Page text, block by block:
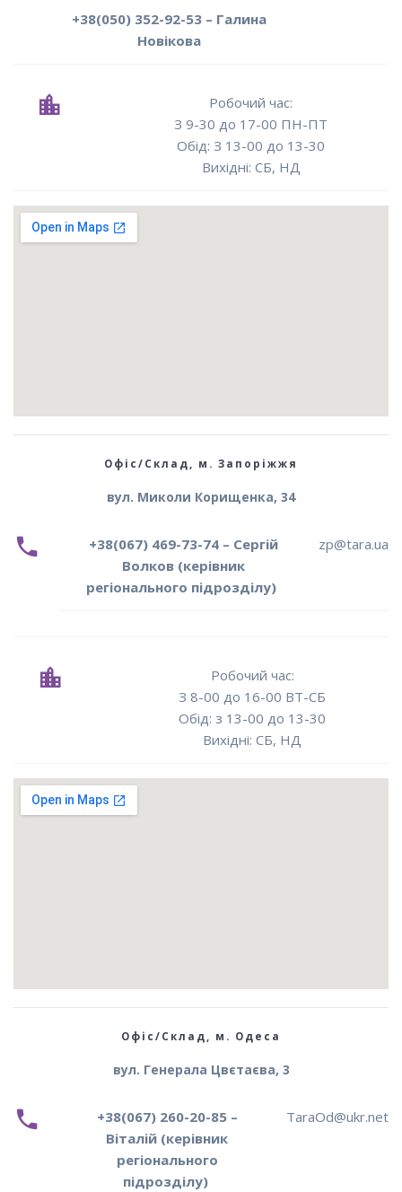
+38(050) 352-92-53 – Галина
Новікова
Робочий час:
З 9-30 до 17-00 ПН-ПТ
Oбід: З 13-00 до 13-30
Вихідні: СБ, НД
Офіс/Склад, м. Запоріжжя
вул. Миколи Корищенка, 34
+38(067) 469-73-74 – Сергій
Волков (керівник
регіонального підрозділу)
zp@tara.ua
Робочий час:
З 8-00 до 16-00 ВТ-СБ
Oбід: з 13-00 до 13-30
Вихідні: СБ, НД
Офіс/Склад, м. Одеса
вул. Генерала Цвєтаєва, 3
+38(067) 260-20-85 –
Віталій (керівник
регіонального
підрозділу)
TaraOd@ukr.net